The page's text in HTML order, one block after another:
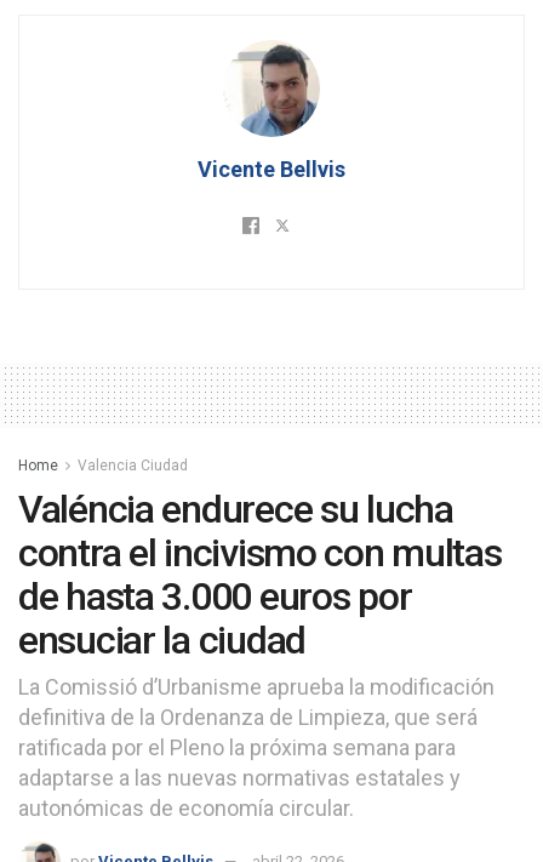
Vicente Bellvis
Home Valencia Ciudad
Valéncia endurece su lucha
contra el incivismo con multas
de hasta 3.000 euros por
ensuciar la ciudad
La Comissió d’Urbanisme aprueba la modificación
definitiva de la Ordenanza de Limpieza, que será
ratificada por el Pleno la próxima semana para
adaptarse a las nuevas normativas estatales y
autonómicas de economía circular.